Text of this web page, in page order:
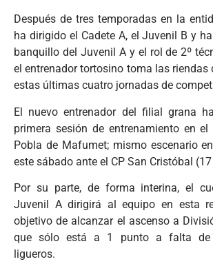
Después de tres temporadas en la
ha dirigido el Cadete A, el Juvenil B y
banquillo del Juvenil A y el rol de 2º
el entrenador tortosino toma las riendas
estas últimas cuatro jornadas de
El nuevo entrenador del filial grana
primera sesión de entrenamiento en
Pobla de Mafumet; mismo escenario
este sábado ante el CP San Cristóbal
Por su parte, de forma interina, el
Juvenil A dirigirá al equipo en esta
objetivo de alcanzar el ascenso a
que sólo está a 1 punto a falta de
ligueros.